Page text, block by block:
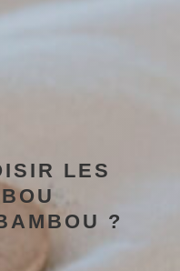
LES
?